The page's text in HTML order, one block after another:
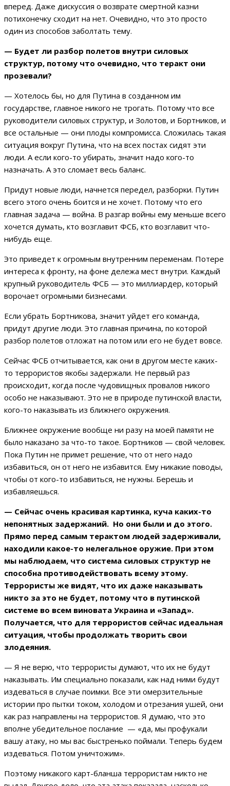
вперед. Даже дискуссия о возврате смертной казни
потихонечку сходит на нет. Очевидно, что это просто
один из способов заболтать тему.
— Будет ли разбор полетов внутри силовых
структур, потому что очевидно, что теракт они
прозевали?
— Хотелось бы, но для Путина в созданном им
государстве, главное никого не трогать. Потому что все
руководители силовых структур, и Золотов, и Бортников, и
все остальные — они плоды компромисса. Сложилась такая
ситуация вокруг Путина, что на всех постах сидят эти
люди. А если кого-то убирать, значит надо кого-то
назначать. А это сломает весь баланс.
Придут новые люди, начнется передел, разборки. Путин
всего этого очень боится и не хочет. Потому что его
главная задача — война. В разгар войны ему меньше всего
хочется думать, кто возглавит ФСБ, кто возглавит что-
нибудь еще.
Это приведет к огромным внутренним переменам. Потере
интереса к фронту, на фоне дележа мест внутри. Каждый
крупный руководитель ФСБ — это миллиардер, который
ворочает огромными бизнесами.
Если убрать Бортникова, значит уйдет его команда,
придут другие люди. Это главная причина, по которой
разбор полетов отложат на потом или его не будет вовсе.
Сейчас ФСБ отчитывается, как они в другом месте каких-
то террористов якобы задержали. Не первый раз
происходит, когда после чудовищных провалов никого
особо не наказывают. Это не в природе путинской власти,
кого-то наказывать из ближнего окружения.
Ближнее окружение вообще ни разу на моей памяти не
было наказано за что-то такое. Бортников — свой человек.
Пока Путин не примет решение, что от него надо
избавиться, он от него не избавится. Ему никакие поводы,
чтобы от кого-то избавиться, не нужны. Берешь и
избавляешься.
— Сейчас очень красивая картинка, куча каких-то
непонятных задержаний. Но они были и до этого.
Прямо перед самым терактом людей задерживали,
находили какое-то нелегальное оружие. При этом
мы наблюдаем, что система силовых структур не
способна противодействовать всему этому.
Террористы же видят, что их даже наказывать
никто за это не будет, потому что в путинской
системе во всем виновата Украина и «Запад».
Получается, что для террористов сейчас идеальная
ситуация, чтобы продолжать творить свои
злодеяния.
— Я не верю, что террористы думают, что их не будут
наказывать. Им специально показали, как над ними будут
издеваться в случае поимки. Все эти омерзительные
истории про пытки током, холодом и отрезания ушей, они
как раз направлены на террористов. Я думаю, что это
вполне убедительное послание — «да, мы профукали
вашу атаку, но мы вас быстренько поймали. Теперь будем
издеваться. Потом уничтожим».
Поэтому никакого карт-бланша террористам никто не